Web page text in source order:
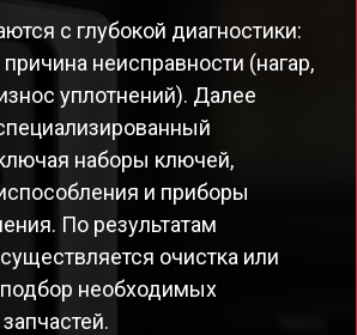
с глубокой диагностики:
неисправности (нагар,
уплотнений). Далее
наборы ключей,
и приборы
По результатам
очистка или
необходимых